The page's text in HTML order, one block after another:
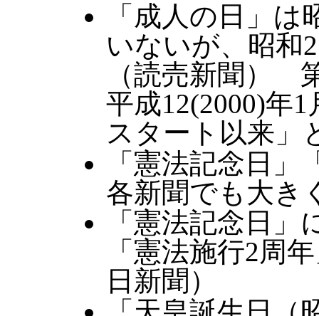
「成人の日」
いないが、昭和
（読売新聞）
平成12(2000)年
スタート以来」
「憲法記念日
各新聞でも大き
「憲法記念日
「憲法施行2周
日新聞）